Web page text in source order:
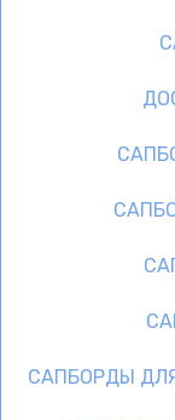
САПБОРДЫ